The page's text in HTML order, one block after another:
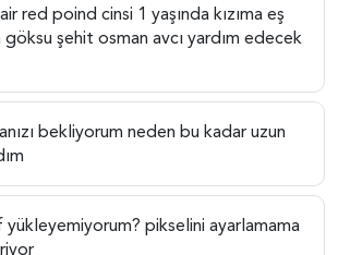
red poind cinsi 1 yaşında kızıma eş
göksu şehit osman avcı yardım edecek
bekliyorum neden bu kadar uzun
pikselini ayarlamama